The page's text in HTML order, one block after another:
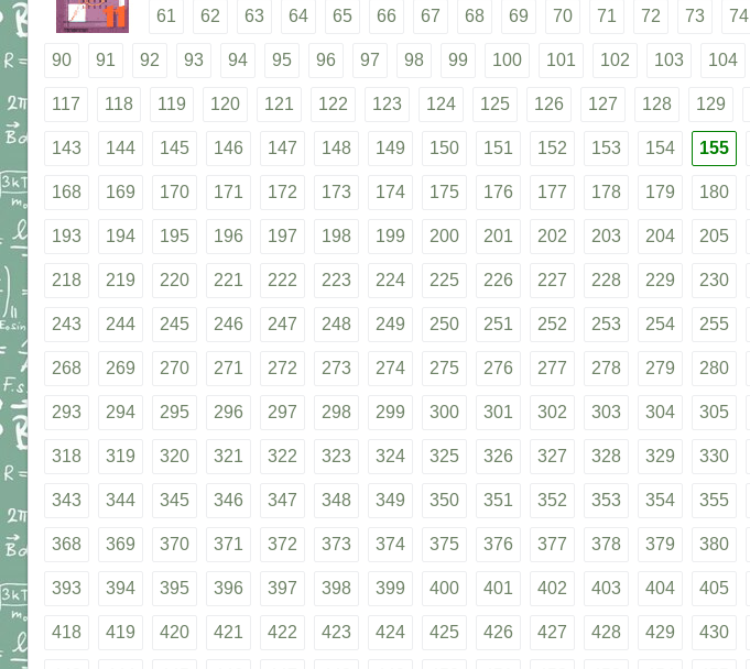
61 62 63 64 65 66 67 68 69 70 71 72 73 74
90 91 92 93 94 95 96 97 98 99 100 101 102 103 104
117 118 119 120 121 122 123 124 125 126 127 128 129
143 144 145 146 147 148 149 150 151 152 153 154 155
168 169 170 171 172 173 174 175 176 177 178 179 180
193 194 195 196 197 198 199 200 201 202 203 204 205
218 219 220 221 222 223 224 225 226 227 228 229 230
243 244 245 246 247 248 249 250 251 252 253 254 255
268 269 270 271 272 273 274 275 276 277 278 279 280
293 294 295 296 297 298 299 300 301 302 303 304 305
318 319 320 321 322 323 324 325 326 327 328 329 330
343 344 345 346 347 348 349 350 351 352 353 354 355
368 369 370 371 372 373 374 375 376 377 378 379 380
393 394 395 396 397 398 399 400 401 402 403 404 405
418 419 420 421 422 423 424 425 426 427 428 429 430